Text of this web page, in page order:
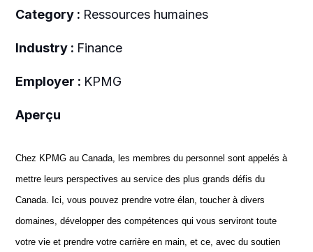
Category : Ressources humaines
Industry : Finance
Employer : KPMG
Aperçu
Chez KPMG au Canada, les membres du personnel sont appelés à
mettre leurs perspectives au service des plus grands défis du
Canada. Ici, vous pouvez prendre votre élan, toucher à divers
domaines, développer des compétences qui vous serviront toute
votre vie et prendre votre carrière en main, et ce, avec du soutien